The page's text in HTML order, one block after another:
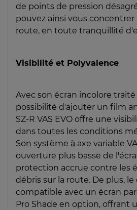
de points de pression
pouvez ainsi vous
route, en toute tranquillité
Visibilité et Polyvalence
Avec son écran incolore
possibilité d'ajouter un film
SZ-R VAS EVO offre une
dans toutes les conditions
Son système à axe variable
ouverture plus basse de
protection accrue contre les
débris sur la route. De plus, le
compatible avec un écran
Pro Shade en option, offrant